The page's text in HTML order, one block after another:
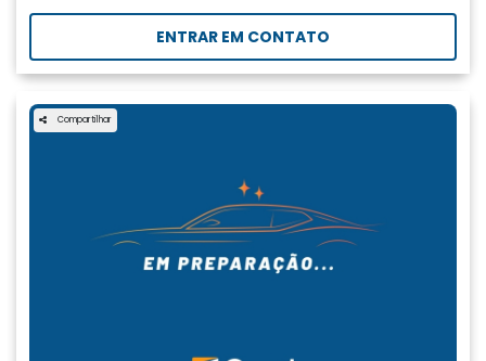
ENTRAR EM CONTATO
Compartilhar